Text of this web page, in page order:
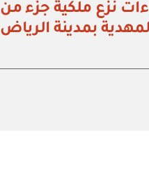
نزع ملكية جزء من
بمدينة الرياض